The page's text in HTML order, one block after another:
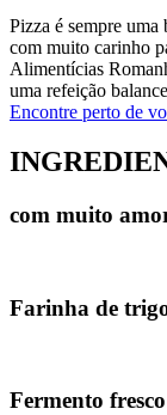
Pizza é sempre uma
com muito carinho
Alimentícias
uma refeição
Encontre perto de
com muito
Farinha de
Fermento fresco